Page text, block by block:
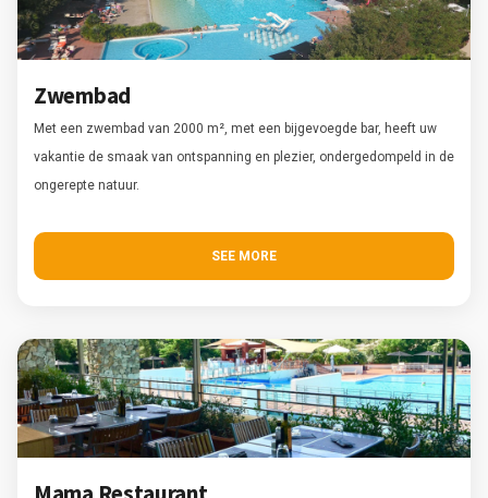
Zwembad
Met een zwembad van 2000 m², met een bijgevoegde bar, heeft uw
vakantie de smaak van ontspanning en plezier, ondergedompeld in de
ongerepte natuur.
SEE MORE